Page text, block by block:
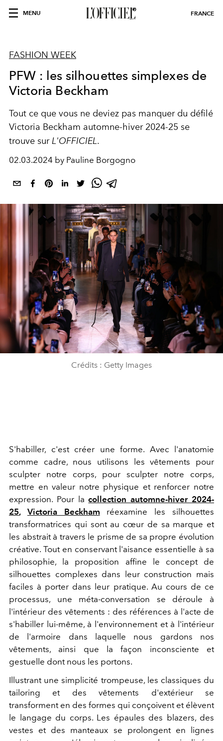
MENU FRANCE
FASHION WEEK
PFW : les silhouettes simplexes de
Victoria Beckham
Tout ce que vous ne deviez pas manquer du défilé
Victoria Beckham automne-hiver 2024-25 se
trouve sur L'OFFICIEL .
02.03.2024 by Pauline Borgogno
Crédits : Getty Images
S'habiller, c'est créer une forme. Avec l'anatomie
comme cadre, nous utilisons les vêtements pour
sculpter notre corps, pour sculpter notre corps,
mettre en valeur notre physique et renforcer notre
expression. Pour lacollection automne-hiver 2024-
25, Victoria Beckham réexamine les silhouettes
transformatrices qui sont au cœur de sa marque et
les abstrait à travers le prisme de sa propre évolution
créative. Tout en conservant l'aisance essentielle à sa
philosophie, la proposition affine le concept de
silhouettes complexes dans leur construction mais
faciles à porter dans leur pratique. Au cours de ce
processus, une méta-conversation se déroule à
l'intérieur des vêtements : des références à l'acte de
s'habiller lui-même, à l'environnement et à l'intérieur
de l'armoire dans laquelle nous gardons nos
vêtements, ainsi que la façon inconsciente et
gestuelle dont nous les portons.
Illustrant une simplicité trompeuse, les classiques du
tailoring et des vêtements d'extérieur se
transforment en des formes qui conçoivent et élèvent
le langage du corps. Les épaules des blazers, des
vestes et des manteaux se prolongent en lignes